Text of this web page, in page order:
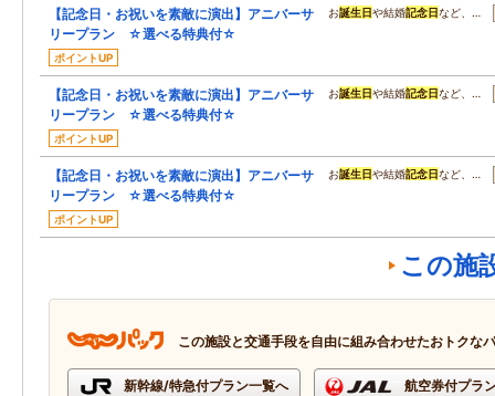
【記念日・お祝いを素敵に演出】アニバーサ
リープラン ☆選べる特典付☆
ポイントUP
お誕生日や結婚記念日など、…
【記念日・お祝いを素敵に演出】アニバーサ
リープラン ☆選べる特典付☆
ポイントUP
お誕生日や結婚記念日など、…
【記念日・お祝いを素敵に演出】アニバーサ
リープラン ☆選べる特典付☆
ポイントUP
お誕生日や結婚記念日など、…
この施
この施設と交通手段を自由に組み合わせたおトクな
新幹線/特急付プラン一覧へ 航空券付プラ